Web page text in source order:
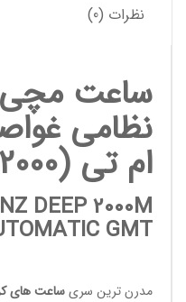
نظرات (0)
ساعت مچی
نظامی
ام تی (2000 متری)
DEEP 2000M
GMT
مدرن ترین سریساعت های